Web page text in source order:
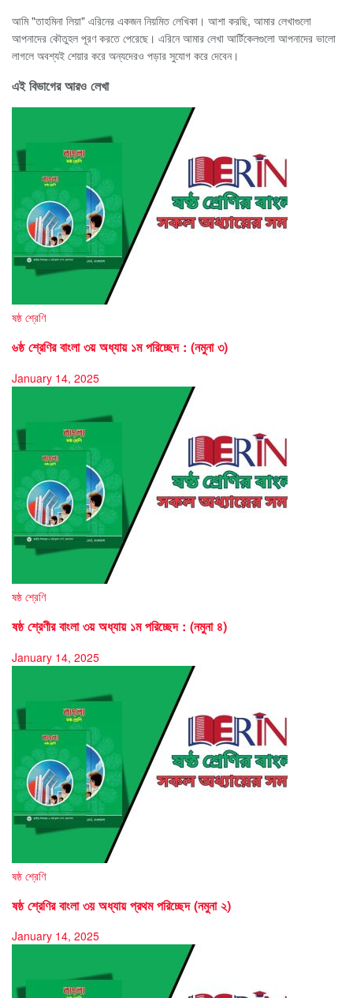
আমি "তাহমিনা লিয়া" এরিনের একজন নিয়মিত লেখিকা। আশা করছি, আমার লেখাগুলো
আপনাদের কৌতুহল পূরণ করতে পেরেছে। এরিনে আমার লেখা আর্টিকেলগুলো আপনাদের ভালো
লাগলে অবশ্যই শেয়ার করে অন্যদেরও পড়ার সুযোগ করে দেবেন।
এই বিভাগের আরও লেখা
ষষ্ঠ শ্রেণি
৬ষ্ঠ শ্রেণির বাংলা ৩য় অধ্যায় ১ম পরিচ্ছেদ : (নমুনা ৩)
January 14, 2025
ষষ্ঠ শ্রেণি
ষষ্ঠ শ্রেণীর বাংলা ৩য় অধ্যায় ১ম পরিচ্ছেদ : (নমুনা ৪)
January 14, 2025
ষষ্ঠ শ্রেণি
ষষ্ঠ শ্রেণির বাংলা ৩য় অধ্যায় প্রথম পরিচ্ছেদ (নমুনা ২)
January 14, 2025